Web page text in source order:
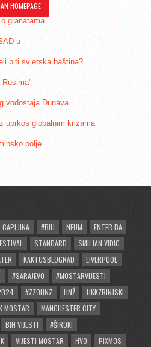
HOMEPAGE
granatama
u
biti svjetska baština?
vodostaja Dunava
uprkos globalnim krizama
polje
CAPLJINA #BIH NEUM
ENTER.BA
STANDARD
SMILJAN VIDIC
KAKTUSBEOGRAD
LIVERPOOL
#SARAJEVO
#MOSTARVIJESTI
#ZZOHNZ HNŽ
HKKZRINJSKI
MOSTAR
MANCHESTER CITY
BIH VIJESTI
#ŠIROKI
VIJESTI MOSTAR HVO
PIXMOS